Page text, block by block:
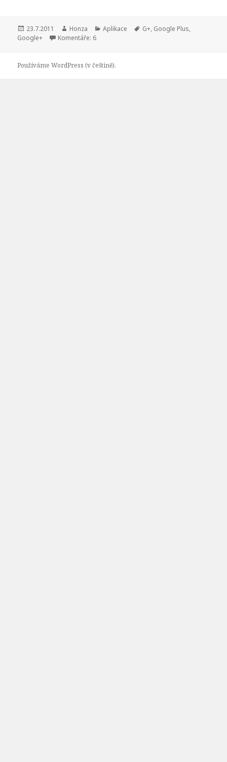
Publikováno:
23.7.2011 Autor:
Honza Rubriky:
Aplikace Štítky:
G+, Google Plus,
Google+
Komentáře: 6
Používáme WordPress (v češtině).